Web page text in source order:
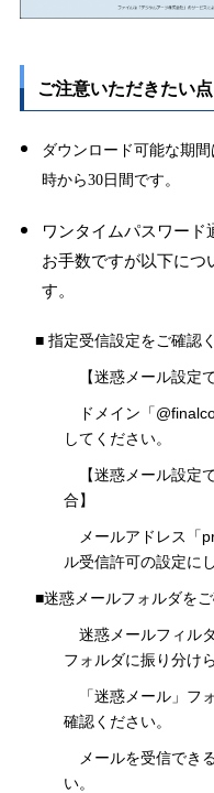
ご注意いただきたい点
ダウンロード可能な期
時から30日間です。
ワンタイムパスワード
お手数ですが以下につ
す。
■ 指定受信設定をご確認
【迷惑メール設定
ドメイン「
してください。
【迷惑メール設定
合】
メールアドレス「
ル受信許可の設定に
■迷惑メールフォルダを
迷惑メールフィル
フォルダに振り分け
「迷惑メール」フ
確認ください。
メールを受信でき
い。